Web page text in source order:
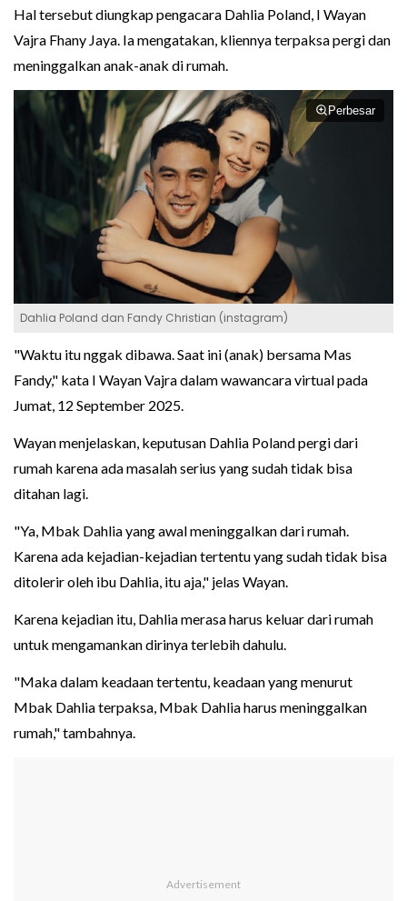
Hal tersebut diungkap pengacara Dahlia Poland, I Wayan
Vajra Fhany Jaya. Ia mengatakan, kliennya terpaksa pergi dan
meninggalkan anak-anak di rumah.
Perbesar
Dahlia Poland dan Fandy Christian (instagram)
"Waktu itu nggak dibawa. Saat ini (anak) bersama Mas
Fandy," kata I Wayan Vajra dalam wawancara virtual pada
Jumat, 12 September 2025.
Wayan menjelaskan, keputusan Dahlia Poland pergi dari
rumah karena ada masalah serius yang sudah tidak bisa
ditahan lagi.
"Ya, Mbak Dahlia yang awal meninggalkan dari rumah.
Karena ada kejadian-kejadian tertentu yang sudah tidak bisa
ditolerir oleh ibu Dahlia, itu aja," jelas Wayan.
Karena kejadian itu, Dahlia merasa harus keluar dari rumah
untuk mengamankan dirinya terlebih dahulu.
"Maka dalam keadaan tertentu, keadaan yang menurut
Mbak Dahlia terpaksa, Mbak Dahlia harus meninggalkan
rumah," tambahnya.